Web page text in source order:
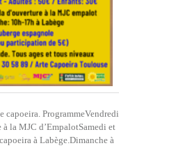
capoeira. ProgrammeVendredi
à la MJC d’EmpalotSamedi et
à Labège.Dimanche à